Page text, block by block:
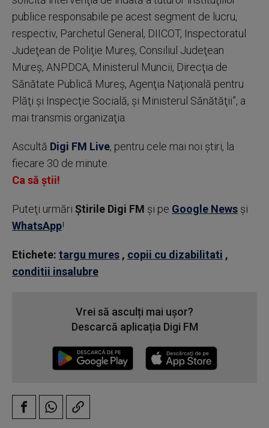
publice responsabile pe acest segment de lucru,
respectiv, Parchetul General, DIICOT, Inspectoratul
Judeţean de Poliţie Mureş, Consiliul Judeţean
Mureş, ANPDCA, Ministerul Muncii, Direcţia de
Sănătate Publică Mureş, Agenţia Naţională pentru
Plăţi şi Inspecţie Socială, şi Ministerul Sănătăţii”, a
mai transmis organizaţia.
Ascultă Digi FM Live, pentru cele mai noi știri, la
fiecare 30 de minute.
Ca să știi!
Puteţi urmări Știrile Digi FM şi pe Google News şi
WhatsApp!
Etichete: targu mures , copii cu dizabilitati ,
conditii insalubre
Vrei să asculți mai ușor?
Descarcă aplicația Digi FM